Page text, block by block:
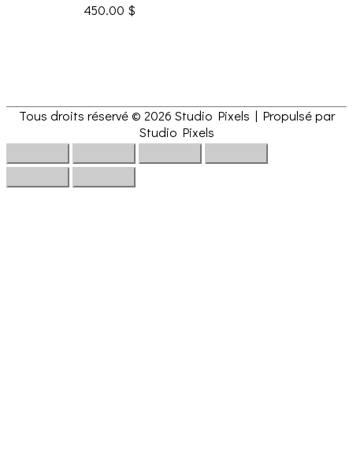
450.00 $
Tous droits réservé © 2026 Studio Pixels | Propulsé par
Studio Pixels